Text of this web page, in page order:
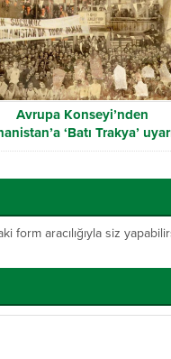
Avrupa Konseyi’nden
‘Batı Trakya’
form aracılığıyla siz